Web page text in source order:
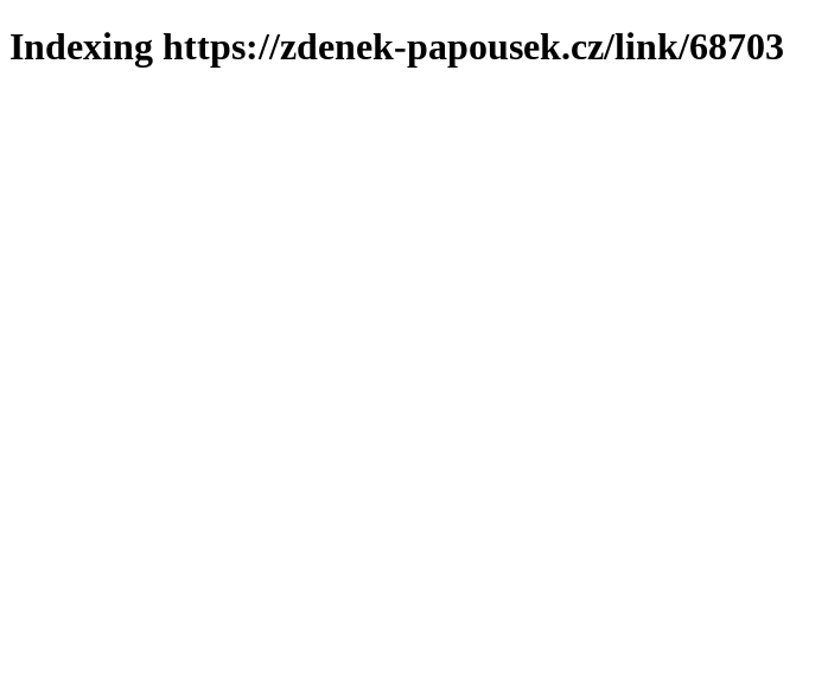
Indexing https://zdenek-papousek.cz/link/68703